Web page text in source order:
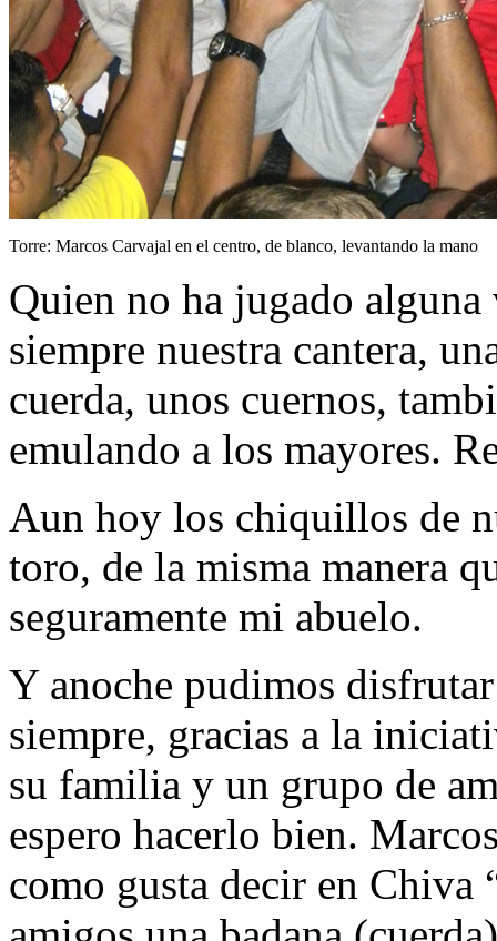
Torre: Marcos Carvajal en el centro, de blanco, levantando la mano
Quien no ha jugado
siempre nuestra cantera,
cuerda, unos cuernos,
emulando a los mayores.
Aun hoy los chiquillos de
toro, de la misma manera
seguramente mi abuelo.
Y anoche pudimos
siempre, gracias a la
su familia y un grupo de
espero hacerlo bien.
como gusta decir en Chiva